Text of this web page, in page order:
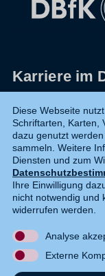
Karriere im
Datenschutz
Shop
Widerruf
Kontakt
DE EN
Diese Webseite
Schriftarten, Karten,
dazu genutzt
sammeln. Weitere
Diensten und zum
Ihre Einwilligung
nicht notwendig und
widerrufen werden.
Analyse
Externe